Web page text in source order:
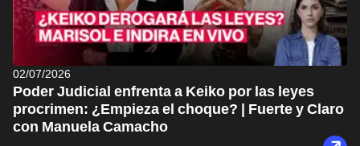
02/07/2026
Poder Judicial enfrenta a Keiko por las leyes
procrimen: ¿Empieza el choque? | Fuerte y Claro
con Manuela Camacho